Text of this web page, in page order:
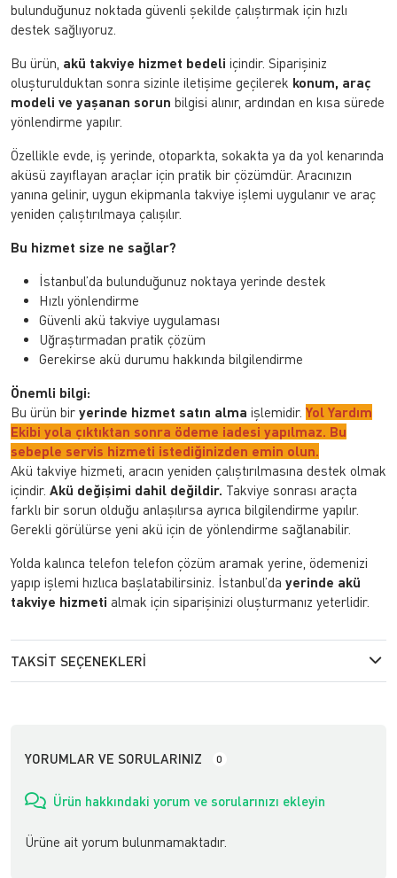
bulunduğunuz noktada güvenli şekilde çalıştırmak için hızlı
destek sağlıyoruz.
Bu ürün, akü takviye hizmet bedeli içindir. Siparişiniz
oluşturulduktan sonra sizinle iletişime geçilerek konum, araç
modeli ve yaşanan sorun bilgisi alınır, ardından en kısa sürede
yönlendirme yapılır.
Özellikle evde, iş yerinde, otoparkta, sokakta ya da yol kenarında
aküsü zayıflayan araçlar için pratik bir çözümdür. Aracınızın
yanına gelinir, uygun ekipmanla takviye işlemi uygulanır ve araç
yeniden çalıştırılmaya çalışılır.
Bu hizmet size ne sağlar?
İstanbul’da bulunduğunuz noktaya yerinde destek
Hızlı yönlendirme
Güvenli akü takviye uygulaması
Uğraştırmadan pratik çözüm
Gerekirse akü durumu hakkında bilgilendirme
Önemli bilgi:
Bu ürün bir yerinde hizmet satın alma işlemidir. Yol Yardım
Ekibi yola çıktıktan sonra ödeme iadesi yapılmaz. Bu
sebeple servis hizmeti istediğinizden emin olun.
Akü takviye hizmeti, aracın yeniden çalıştırılmasına destek olmak
içindir. Akü değişimi dahil değildir. Takviye sonrası araçta
farklı bir sorun olduğu anlaşılırsa ayrıca bilgilendirme yapılır.
Gerekli görülürse yeni akü için de yönlendirme sağlanabilir.
Yolda kalınca telefon telefon çözüm aramak yerine, ödemenizi
yapıp işlemi hızlıca başlatabilirsiniz. İstanbul’da yerinde akü
takviye hizmeti almak için siparişinizi oluşturmanız yeterlidir.
TAKSIT SEÇENEKLERI
YORUMLAR VE SORULARINIZ 0
Ürün hakkındaki yorum ve sorularınızı ekleyin
Ürüne ait yorum bulunmamaktadır.